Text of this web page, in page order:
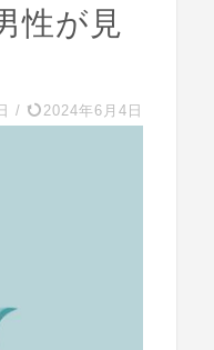
性が見
/ 2024年6月4日